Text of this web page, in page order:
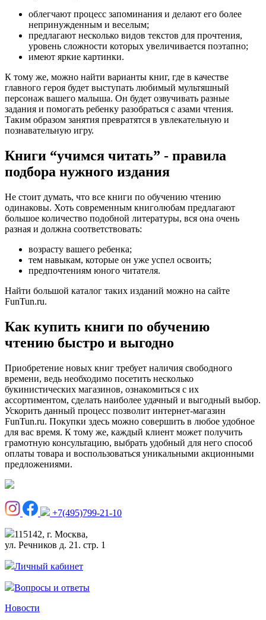
облегчают процесс запоминания и делают его более
непринужденным и веселым;
предлагают несколько видов текстов для прочтения,
уровень сложности которых увеличивается поэтапно;
имеют яркие картинки.
К тому же, можно найти варианты книг, где в качестве
главного героя будет выступать любимый мультяшный
персонаж вашего малыша. Он будет озвучивать разные
задания и помогать ребенку разобраться с азами чтения.
Таким образом занятия превратятся в увлекательную и
познавательную игру.
Книги “учимся читать” - правила
подбора нужного издания
Не стоит думать, что все книги по обучению чтению
одинаковы. Хоть современным книголюбам предлагают
большое количество подобной литературы, вся она очень
разная и должна соответствовать:
возрасту вашего ребенка;
тем навыкам, которые он уже успел освоить;
предпочтениям юного читателя.
Найти большой каталог таких изданий можно на сайте
FunTun.ru.
Как купить книги по обучению
чтению быстро и выгодно
Приобретение новых книг требует наличия свободного
времени, ведь необходимо посетить несколько
букинистических магазинов, ознакомиться с их
ассортиментом, сделать наиболее удачный и выгодный выбор.
Ускорить данный процесс позволит интернет-магазин
FunTun.ru. Покупки здесь можно совершить в любое удобное
для вас время. К тому же, каждый клиент может получить
грамотную консультацию, выбрать удобный для него способ
оплаты товара и воспользоваться уникальными акционными
предложениями.
+7(495)799-21-10
115142, г. Москва,
ул. Речников д. 21. стр. 1
Личный кабинет
Вопросы и ответы
Новости